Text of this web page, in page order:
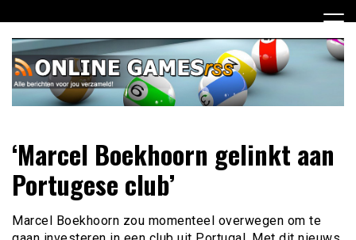
naar
inhoud
Online Games RSS
verzameld
‘Marcel Boekhoorn gelinkt aan
Portugese club’
Marcel Boekhoorn zou momenteel overwegen om te